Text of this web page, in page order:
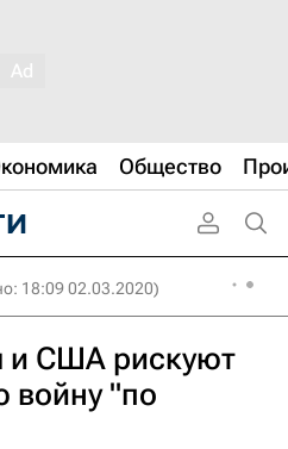
Общество
18:09 02.03.2020)
и США рискуют
войну "по